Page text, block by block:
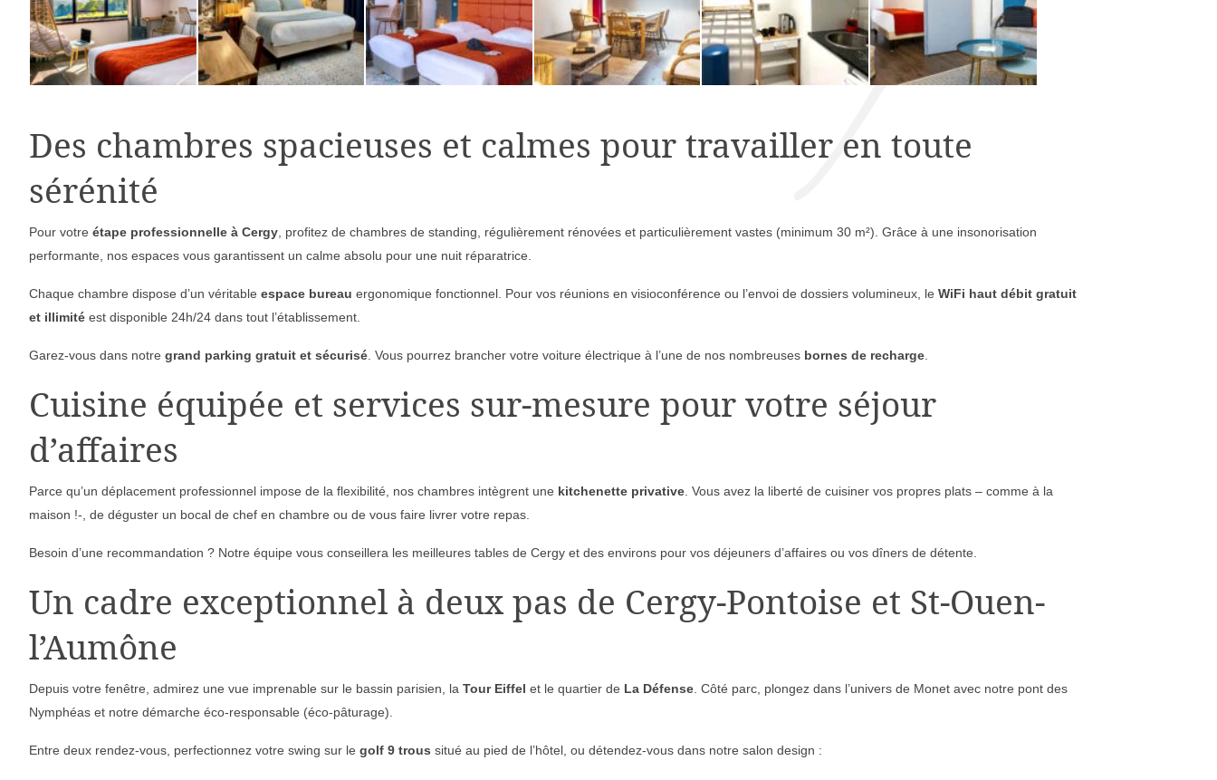
Des chambres spacieuses et calmes pour travailler en toute
sérénité
Pour votre étape professionnelle à Cergy , profitez de chambres de standing, régulièrement rénovées et particulièrement vastes (minimum 30 m²). Grâce à une insonorisation
performante, nos espaces vous garantissent un calme absolu pour une nuit réparatrice.
Chaque chambre dispose d’un véritable espace bureau ergonomique fonctionnel. Pour vos réunions en visioconférence ou l’envoi de dossiers volumineux, le WiFi haut débit gratuit
et illimité est disponible 24h/24 dans tout l’établissement.
Garez-vous dans notre grand parking gratuit et sécurisé . Vous pourrez brancher votre voiture électrique à l’une de nos nombreuses bornes de recharge
Cuisine équipée et services sur-mesure pour votre séjour
d’affaires
Parce qu’un déplacement professionnel impose de la flexibilité, nos chambres intègrent une kitchenette privative . Vous avez la liberté de cuisiner vos propres plats – comme à la
maison !-, de déguster un bocal de chef en chambre ou de vous faire livrer votre repas.
Besoin d’une recommandation ? Notre équipe vous conseillera les meilleures tables de Cergy et des environs pour vos déjeuners d’affaires ou vos dîners de détente.
Un cadre exceptionnel à deux pas de Cergy-Pontoise et St-Ouen-
l’Aumône
Depuis votre fenêtre, admirez une vue imprenable sur le bassin parisien, la Tour Eiffel et le quartier de La Défense . Côté parc, plongez dans l’univers de Monet avec notre pont des
Nymphéas et notre démarche éco-responsable (éco-pâturage).
Entre deux rendez-vous, perfectionnez votre swing sur le golf 9 trous situé au pied de l’hôtel, ou détendez-vous dans notre salon design :